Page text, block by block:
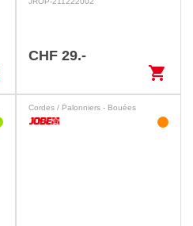
CHF 29.-
shopping_cart
Cordes / Palonniers - Bouées